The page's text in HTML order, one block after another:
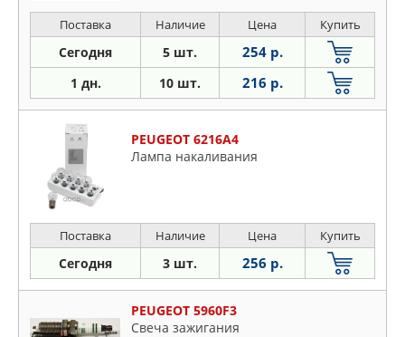
Поставка Наличие Цена Купить
Сегодня 5 шт. 254 р.
1 дн. 10 шт. 216 р.
PEUGEOT 6216A4
Лампа накаливания
Поставка Наличие Цена Купить
Сегодня 3 шт. 256 р.
PEUGEOT 5960F3
Свеча зажигания